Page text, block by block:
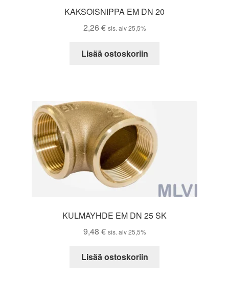
KAKSOISNIPPA EM DN 20
2,26 € sis. alv 25,5%
Lisää ostoskoriin
KULMAYHDE EM DN 25 SK
9,48 € sis. alv 25,5%
Lisää ostoskoriin